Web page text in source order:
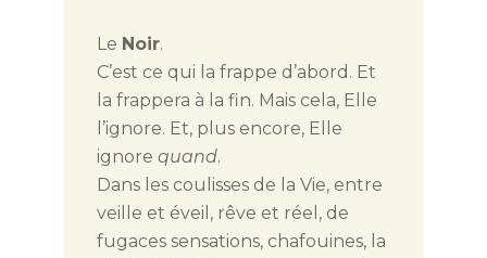
Le Noir.
C’est ce qui la frappe d’abord. Et
la frappera à la fin. Mais cela, Elle
l’ignore. Et, plus encore, Elle
ignore quand.
Dans les coulisses de la Vie, entre
veille et éveil, rêve et réel, de
fugaces sensations, chafouines, la